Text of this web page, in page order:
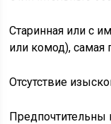
Старинная или с
или комод), самая
Отсутствие
Предпочтительны